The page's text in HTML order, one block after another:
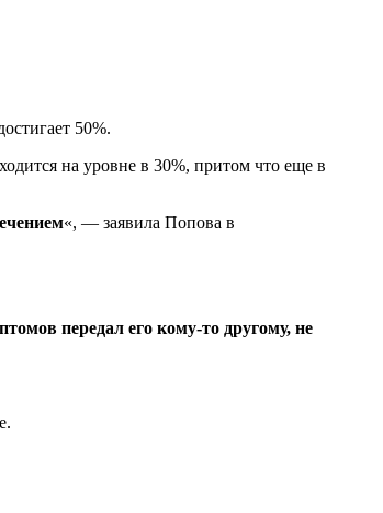
50%.
на уровне в 30%, притом что еще в
«, — заявила Попова в
передал его кому-то другому, не